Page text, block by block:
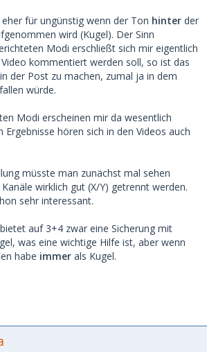
für ungünstig wenn der Ton hinter der
wird (Kugel). Der Sinn
Modi erschließt sich mir eigentlich
kommentiert werden soll, so ist das
der Post zu machen, zumal ja in dem
würde.
Modi erscheinen mir da wesentlich
Ergebnisse hören sich in den Videos auch
müsste man zunächst mal sehen
wirklich gut (X/Y) getrennt werden.
sehr interessant.
auf 3+4 zwar eine Sicherung mit
was eine wichtige Hilfe ist, aber wenn
habe immer als Kugel.